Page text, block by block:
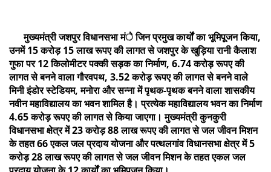
मुख्यमंत्री जशपुर विधानसभा मंे जिन प्रमुख कार्यों का भूमिपूजन किया,
उनमें 15 करोड़ 15 लाख रूपए की लागत से जशपुर के खुड़िया रानी कैलाश
गुफा पर 12 किलोमीटर पक्की सड़क का निर्माण, 6.74 करोड़ रूपए की
लागत से बनने वाला गौरवपथ, 3.52 करोड़ रूपए की लागत से बनने वाले
मिनी इंडोर स्टेडियम, मनोरा और सन्ना में पृथक-पृथक बनने वाला शासकीय
नवीन महाविद्यालय का भवन शामिल है। प्रत्येक महाविद्यालय भवन का निर्माण
4.65 करोड़ रूपए की लागत से किया जाएगा। मुख्यमंत्री कुनकुरी
विधानसभा क्षेत्र में 23 करोड़ 88 लाख रूपए की लागत से जल जीवन मिशन
के तहत 66 एकल जल प्रदाय योजना और पत्थलगांव विधानसभा क्षेत्र में 5
करोड़ 28 लाख रूपए की लागत से जल जीवन मिशन के तहत एकल जल